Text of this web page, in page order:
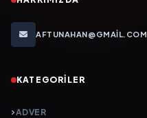
AFTUNAHAN@GMAIL.COM
KATEGORILER
ADVER